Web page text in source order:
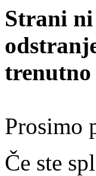
Strani
trenutno
Prosimo
Če ste